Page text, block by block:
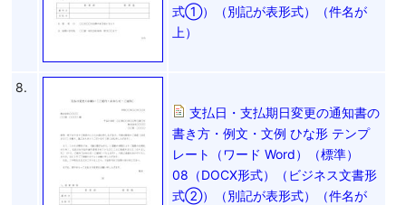
式①）（別記が表形式）（件名が
上）
8.
支払日・支払期日変更の通知書の
書き方・例文・文例 ひな形 テンプ
レート（ワード Word）（標準）
08（DOCX形式）（ビジネス文書形
式②）（別記が表形式）（件名が